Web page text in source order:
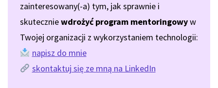
zainteresowany(-a) tym, jak sprawnie i
skuteczniewdrożyć program mentoringowyw
Twojej organizacji z wykorzystaniem technologii:
napisz do mnie
skontaktuj się ze mną na LinkedIn